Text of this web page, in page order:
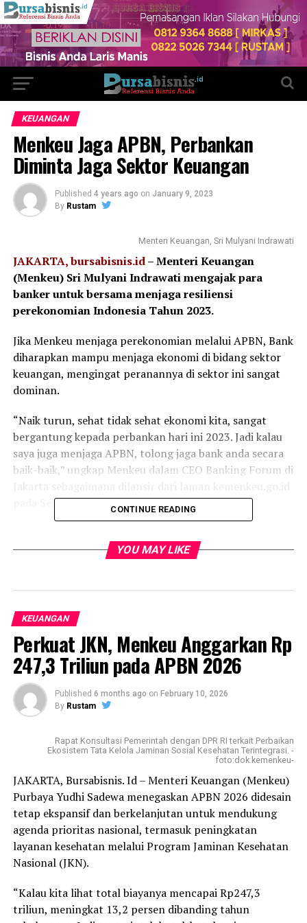
KEUANGAN
Menkeu Jaga APBN, Perbankan
Diminta Jaga Sektor Keuangan
Published 4 years ago on January 9, 2023
By Rustam
Menteri Keuangan, Sri Mulyani Indrawati
JAKARTA, bursabisnis.id– Menteri Keuangan
(Menkeu) Sri Mulyani Indrawati mengajak para
banker untuk bersama menjaga resiliensi
perekonomian Indonesia Tahun 2023.
Jika Menkeu menjaga perekonomian melalui APBN, Bank
diharapkan mampu menjaga ekonomi di bidang sektor
keuangan, mengingat peranannya di sektor ini sangat
dominan.
“Naik turun, sehat tidak sehat ekonomi kita, sangat
bergantung kepada perbankan hari ini 2023. Jadi kalau
saya juga menjaga APBN, tolong jaga bank anda secara
baik-baik,” ungkap Menkeu dalam CEO Banking Forum di
pada Senin, 9 Januari 2023.
dapat mengambil banyak pelajaran dari situasi yang
Rusia-Ukraina.
Selain itu, Menkeu juga menyampaikan prediksi dari IMF
mengenai pertumbuhan ekonomi dunia yang menurun
di tahun 2023 yakni hanya 2,7%.
Prediksi ini menjadi kewaspadaan keadaan dunia yang
inflasi dan resesi, juga masalah debt sustainability di
berbagai negara.
“Saya berharap anda bukan orang yang kedandapan
menghadapi 2023. Jadi saya juga berharap anda thinking
ahead,” tandas Menkeu.
Dengan keadaan ekonomi dunia yang memang dalam
situasi yang sulit, kondisi geopolitik juga mudah
berubah, dan adanya perubahan lingkungan, perubahan
iklim, dan digital ekonomi, Menkeu meminta
kewaspadaan dapat disikapi tanpa paranoid dan pesimis.
CONTINUE READING
YOU MAY LIKE
KEUANGAN
Perkuat JKN, Menkeu Anggarkan Rp
247,3 Triliun pada APBN 2026
Published 6 months ago on February 10, 2026
By Rustam
Rapat Konsultasi Pemerintah dengan DPR RI terkait Perbaikan
Ekosistem Tata Kelola Jaminan Sosial Kesehatan Terintegrasi. -
foto:dok.kemenkeu-
JAKARTA, Bursabisnis. Id – Menteri Keuangan (Menkeu)
Purbaya Yudhi Sadewa menegaskan APBN 2026 didesain
tetap ekspansif dan berkelanjutan untuk mendukung
agenda prioritas nasional, termasuk peningkatan
layanan kesehatan melalui Program Jaminan Kesehatan
Nasional (JKN).
“Kalau kita lihat total biayanya mencapai Rp247,3
triliun, meningkat 13,2 persen dibanding tahun